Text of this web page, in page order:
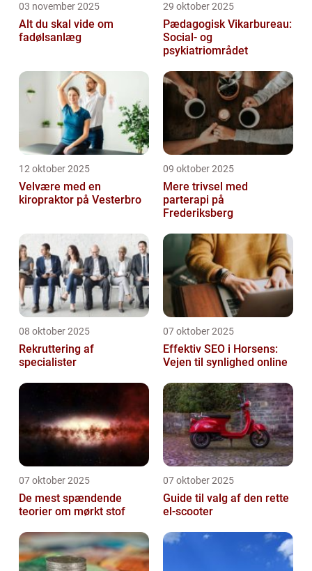
03 november 2025
Alt du skal vide om
fadølsanlæg
29 oktober 2025
Pædagogisk Vikarbureau:
Social- og
psykiatriområdet
12 oktober 2025
Velvære med en
kiropraktor på Vesterbro
09 oktober 2025
Mere trivsel med
parterapi på
Frederiksberg
08 oktober 2025
Rekruttering af
specialister
07 oktober 2025
Effektiv SEO i Horsens:
Vejen til synlighed online
07 oktober 2025
De mest spændende
teorier om mørkt stof
07 oktober 2025
Guide til valg af den rette
el-scooter